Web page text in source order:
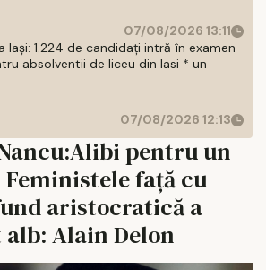
07/08/2026 13:11
Iași: 1.224 de candidați intră în examen
absolventii de liceu din Iasi * un
07/08/2026 12:13
pentru un
față cu
aristocratică a
Alain Delon